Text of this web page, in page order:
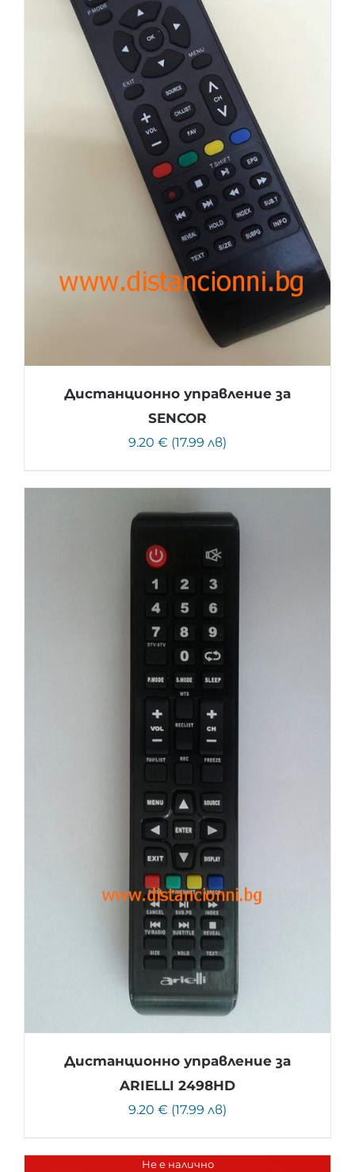
Дистанционно управление за
SENCOR
9.20 € (17.99 лв)
Дистанционно управление за
ARIELLI 2498HD
9.20 € (17.99 лв)
Не е налично